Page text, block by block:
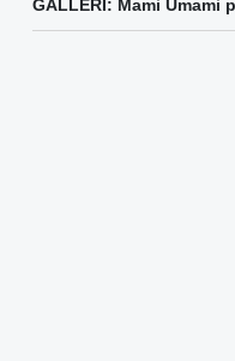
GALLERI: Mami Umami